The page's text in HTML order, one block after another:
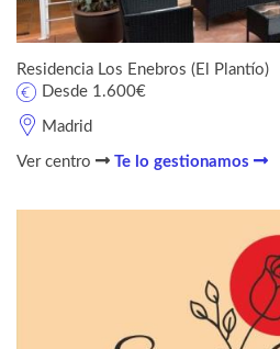
Residencia Los Enebros (El Plantío)
Madrid
Desde 1.600€
Ver centro Te lo gestionamos